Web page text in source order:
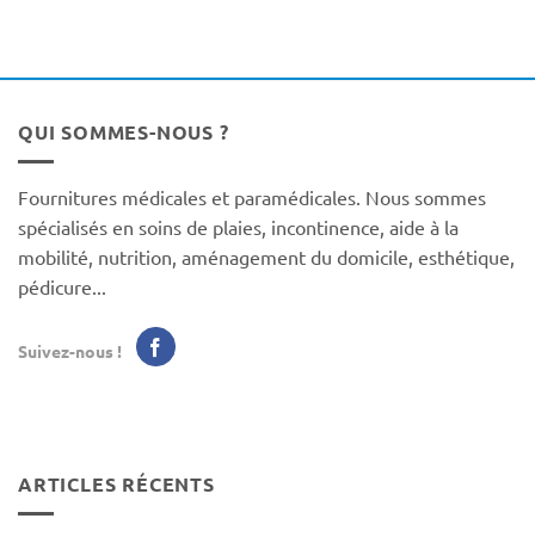
QUI SOMMES-NOUS ?
Fournitures médicales et paramédicales. Nous sommes
spécialisés en soins de plaies, incontinence, aide à la
mobilité, nutrition, aménagement du domicile, esthétique,
pédicure...
Suivez-nous !
ARTICLES RÉCENTS